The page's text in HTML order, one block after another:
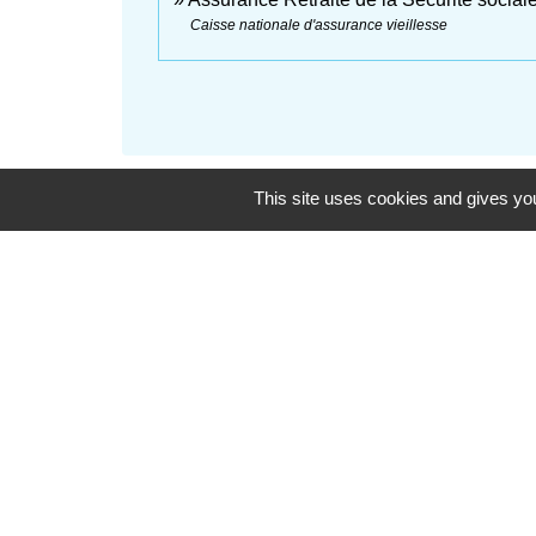
Caisse nationale d'assurance vieillesse
This site uses cookies and gives